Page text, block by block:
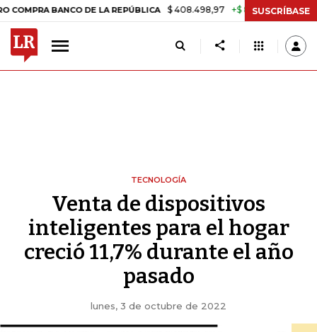
BANCO DE LA REPÚBLICA $ 408.498,97 +$ 8.753,81 +2,19%
SUSCRÍBASE
TECNOLOGÍA
Venta de dispositivos
inteligentes para el hogar
creció 11,7% durante el año
pasado
lunes, 3 de octubre de 2022